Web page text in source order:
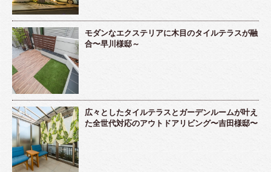
モダンなエクステリアに木目のタイルテラスが融
合〜早川様邸～
広々としたタイルテラスとガーデンルームが叶え
た全世代対応のアウトドアリビング〜吉田様邸〜